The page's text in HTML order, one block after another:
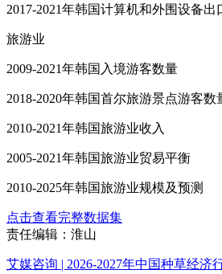
2017-2021年韩国计算机和外围设备出
旅游业
2009-2021年韩国入境游客数量
2018-2020年韩国首尔旅游景点游客数
2010-2021年韩国旅游业收入
2005-2021年韩国旅游业贸易平衡
2010-2025年韩国旅游业规模及预测
点击查看完整数据集
责任编辑：淮山
艾媒咨询 | 2026-2027年中国种草经济